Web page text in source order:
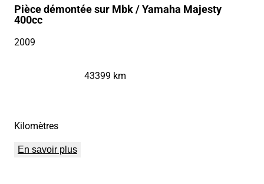
Pièce démontée sur Mbk / Yamaha Majesty
400cc
2009
Kilomètres
43399 km
En savoir plus